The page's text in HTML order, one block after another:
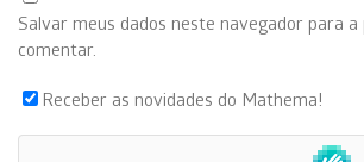
Salvar meus dados neste navegador para
comentar.
Receber as novidades do Mathema!